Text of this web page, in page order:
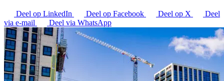
Deel op LinkedIn Deel op Facebook Deel op X
Deel
via e-mail
Deel via WhatsApp